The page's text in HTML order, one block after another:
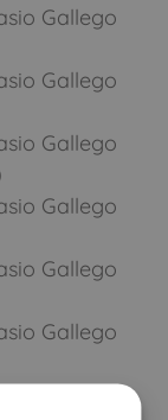
Gallego
Gallego
Gallego
Gallego
Gallego
Gallego